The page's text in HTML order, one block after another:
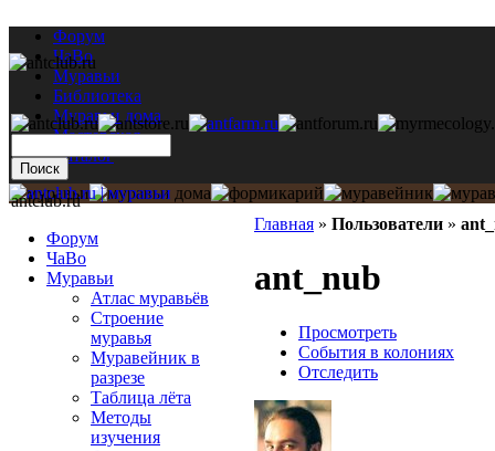
Форум
ЧаВо
Муравьи
Библиотека
Муравьи дома
Мастерская
Каталог
Главная » Пользователи »
ant_nub
Просмотреть
События в колониях
Отследить
antclub.ru
Форум
ЧаВо
Муравьи
Атлас муравьёв
Строение
муравья
Муравейник в
разрезе
Таблица лёта
Методы
изучения